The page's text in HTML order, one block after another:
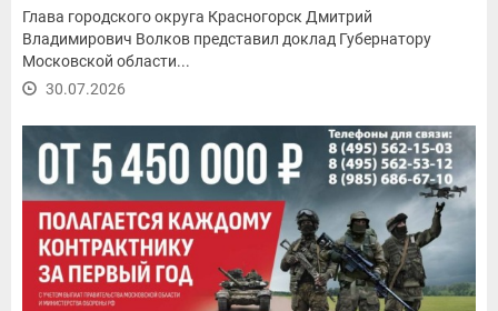
Глава городского округа Красногорск Дмитрий
Владимирович Волков представил доклад Губернатору
Московской области...
30.07.2026